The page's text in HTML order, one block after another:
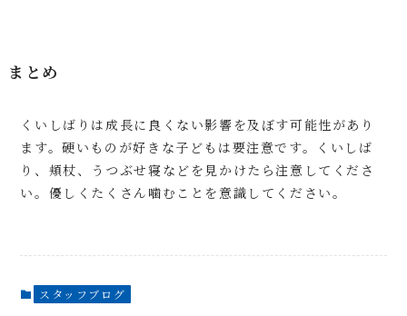
まとめ
くいしばりは成長に良くない影響を及ぼす可能性があり
ます。硬いものが好きな子どもは要注意です。くいしば
り、頬杖、うつぶせ寝などを見かけたら注意してくださ
い。優しくたくさん噛むことを意識してください。
スタッフブログ